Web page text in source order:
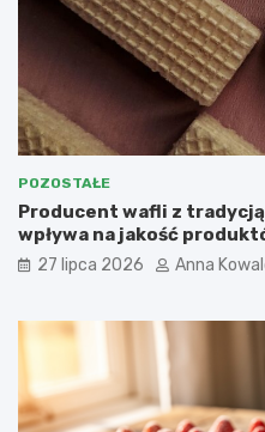
POZOSTAŁE
Producent wafli z
wpływa na jakość
27 lipca 2026 Anna